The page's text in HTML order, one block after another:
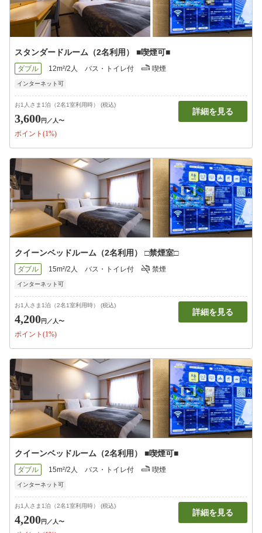
スタンダードルーム（2名利用） ■喫煙可■
ダブル 12m²/2人 バス・トイレ付 喫煙
インターネット可
お1人さま1泊（2名1室利用時） (税込)
3,600円 ／人〜
ポイント(1%)
詳細を見る
クイーンベッドルーム（2名利用） □禁煙室□
ダブル 15m²/2人 バス・トイレ付 禁煙
インターネット可
お1人さま1泊（2名1室利用時） (税込)
4,200円 ／人〜
ポイント(1%)
詳細を見る
クイーンベッドルーム（2名利用） ■喫煙可■
ダブル 15m²/2人 バス・トイレ付 喫煙
インターネット可
お1人さま1泊（2名1室利用時） (税込)
4,200円 ／人〜
詳細を見る